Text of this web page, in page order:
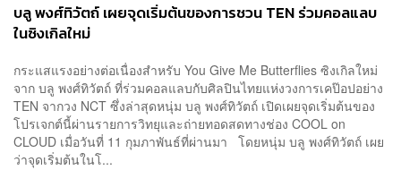
บลู พงศ์ทิวัตถ์ เผยจุดเริ่มต้นของการชวน TEN ร่วมคอลแลบ
ในซิงเกิลใหม่
กระแสแรงอย่างต่อเนื่องสำหรับ You Give Me Butterflies ซิงเกิลใหม่
จาก บลู พงศ์ทิวัตถ์ ที่ร่วมคอลแลบกับศิลปินไทยแห่งวงการเคป๊อปอย่าง
TEN จากวง NCT ซึ่งล่าสุดหนุ่ม บลู พงศ์ทิวัตถ์ เปิดเผยจุดเริ่มต้นของ
โปรเจกต์นี้ผ่านรายการวิทยุและถ่ายทอดสดทางช่อง COOL on
CLOUD เมื่อวันที่ 11 กุมภาพันธ์ที่ผ่านมา โดยหนุ่ม บลู พงศ์ทิวัตถ์ เผย
ว่าจุดเริ่มต้นในโ...